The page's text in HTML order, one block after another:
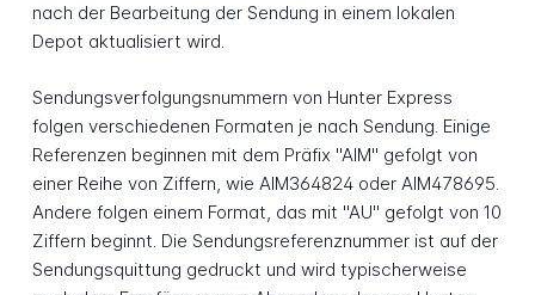
nach der Bearbeitung der Sendung in einem lokalen
Depot aktualisiert wird.
Sendungsverfolgungsnummern von Hunter Express
folgen verschiedenen Formaten je nach Sendung. Einige
Referenzen beginnen mit dem Präfix "AIM" gefolgt von
einer Reihe von Ziffern, wie AIM364824 oder AIM478695.
Andere folgen einem Format, das mit "AU" gefolgt von 10
Ziffern beginnt. Die Sendungsreferenznummer ist auf der
Sendungsquittung gedruckt und wird typischerweise